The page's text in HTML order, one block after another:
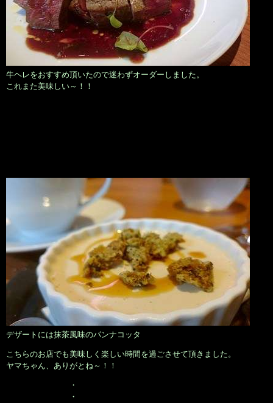
牛ヘレをおすすめ頂いたので迷わずオーダーしました。
これまた美味しい～！！
デザートには抹茶風味のパンナコッタ
こちらのお店でも美味しく楽しい時間を過ごさせて頂きました。
ヤマちゃん、ありがとね～！！
・
・